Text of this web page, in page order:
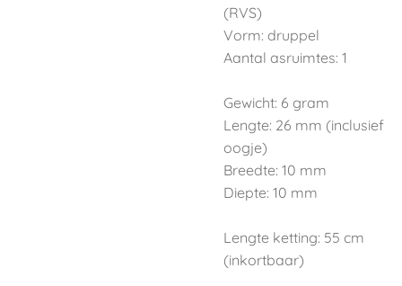
(RVS)
Vorm: druppel
Aantal asruimtes: 1
Gewicht: 6 gram
Lengte: 26 mm (inclusief
oogje)
Breedte: 10 mm
Diepte: 10 mm
Lengte ketting: 55 cm
(inkortbaar)